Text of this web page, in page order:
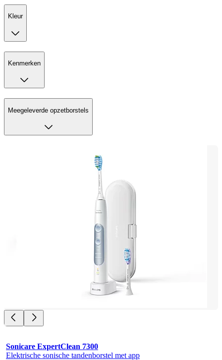
Kleur
Kenmerken
Meegeleverde opzetborstels
Sonicare ExpertClean 7300
Elektrische sonische tandenborstel met app